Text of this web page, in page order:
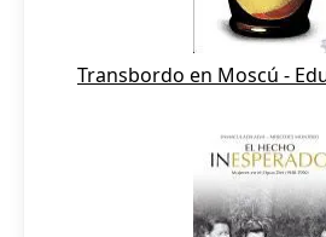
Transbordo en Moscú -